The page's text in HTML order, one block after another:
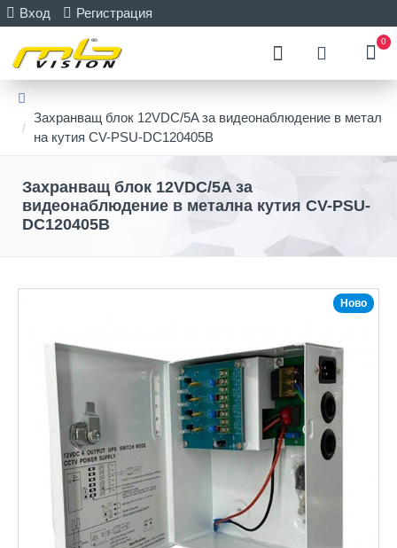
Вход Регистрация
0
Захранващ блок 12VDC/5A за видеонаблюдение в метал
на кутия CV-PSU-DC120405B
Захранващ блок 12VDC/5A за
видеонаблюдение в метална кутия CV-PSU-
DC120405B
Ново